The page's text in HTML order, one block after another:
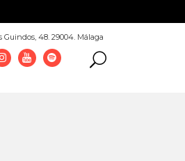
Guindos, 48. 29004. Málaga